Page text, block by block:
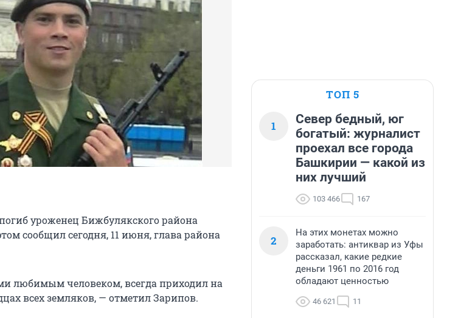
уроженец Бижбулякского района
сообщил сегодня, 11 июня, глава района
любимым человеком, всегда приходил на
всех земляков, — отметил Зарипов.
ТОП 5
1
Север бедный, юг
богатый: журналист
проехал все города
Башкирии — какой из
них лучший
103 466 167
2
На этих монетах можно
заработать: антиквар из Уфы
рассказал, какие редкие
деньги 1961 по 2016 год
обладают ценностью
46 621 11